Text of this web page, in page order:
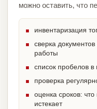
можно оставить, что
инвентаризация
сверка
работы
список пробелов
проверка
оценка сроков:
истекает